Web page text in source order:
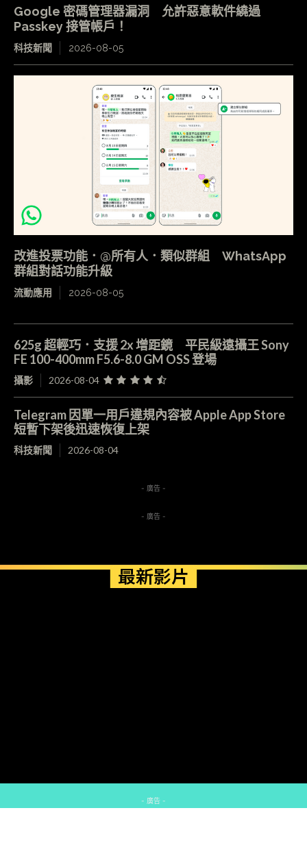
Google 密碼管理器漏洞 允許惡意軟件繞過
Passkey 接管帳戶！
科技新聞 2026-08-05
改進投票功能．@所有人．類似群組 WhatsApp
群組對話功能升級
流動應用 2026-08-05
625g 超輕巧．支援 2x 增距鏡 平民級遠攝王 Sony
FE 100-400mm F5.6-8.0 GM OSS 登場
攝影 2026-08-04
Telegram 因單一用戶違規內容被 Apple App Store
短暫下架後迅速恢復上架
科技新聞 2026-08-04
- 廣告 -
- 廣告 -
最新影片
- 廣告 -